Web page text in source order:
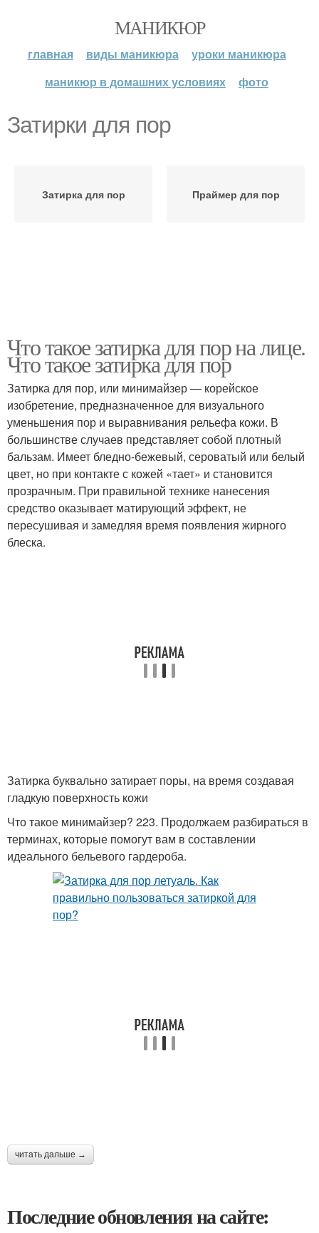
МАНИКЮР
главная виды маникюра
уроки маникюра
маникюр в домашних условиях
фото
Затирки для пор
Затирка для пор Праймер для пор
Что такое затирка для пор на лице.
Что такое затирка для пор
Затирка для пор, или минимайзер — корейское
изобретение, предназначенное для визуального
уменьшения пор и выравнивания рельефа кожи. В
большинстве случаев представляет собой плотный
бальзам. Имеет бледно-бежевый, сероватый или белый
цвет, но при контакте с кожей «тает» и становится
прозрачным. При правильной технике нанесения
средство оказывает матирующий эффект, не
пересушивая и замедляя время появления жирного
блеска.
Затирка буквально затирает поры, на время создавая
гладкую поверхность кожи
Что такое минимайзер? 223. Продолжаем разбираться в
терминах, которые помогут вам в составлении
идеального бельевого гардероба.
читать дальше →
Последние обновления на сайте: